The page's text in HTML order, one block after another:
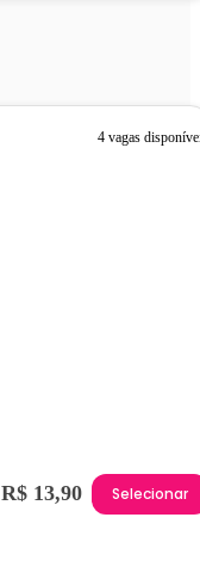
4 vagas
R$ 13,90 Selecionar